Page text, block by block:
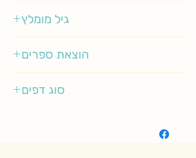
גיל מומלץ
הוצאת ספרים
סוג דפים